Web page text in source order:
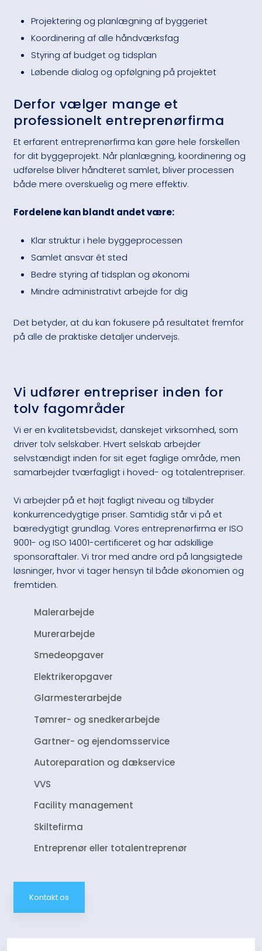
Projektering og planlægning af byggeriet
​Koordinering af alle håndværksfag
​Styring af budget og tidsplan
​Løbende dialog og opfølgning på projektet
Derfor vælger mange et
professionelt entreprenørfirma
Et erfarent entreprenørfirma kan gøre hele forskellen
for dit byggeprojekt. Når planlægning, koordinering og
udførelse bliver håndteret samlet, bliver processen
både mere overskuelig og mere effektiv.
Fordelene kan blandt andet være:
Klar struktur i hele byggeprocessen
Samlet ansvar ét sted
Bedre styring af tidsplan og økonomi
​Mindre administrativt arbejde for dig
Det betyder, at du kan fokusere på resultatet fremfor
på alle de praktiske detaljer undervejs.
Vi udfører entrepriser inden for
tolv fagområder
Vi er en kvalitetsbevidst, danskejet virksomhed, som
driver tolv selskaber. Hvert selskab arbejder
selvstændigt inden for sit eget faglige område, men
samarbejder tværfagligt i hoved- og totalentrepriser.​
Vi arbejder på et højt fagligt niveau og tilbyder
konkurrencedygtige priser. Samtidig står vi på et
bæredygtigt grundlag. Vores entreprenørfirma er ISO
9001- og ISO 14001-certificeret og har adskillige
sponsoraftaler. Vi tror med andre ord på langsigtede
løsninger, hvor vi tager hensyn til både økonomien og
fremtiden.​
Malerarbejde
Murerarbejde
Smedeopgaver
Elektrikeropgaver
Glarmesterarbejde
​Tømrer- og snedkerarbejde
​Gartner- og ejendomsservice
​Autoreparation og dækservice
​VVS
Facility management
Skiltefirma
​Entreprenør eller totalentreprenør​
Kontakt os